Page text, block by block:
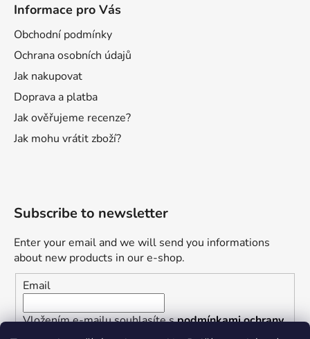
Informace pro Vás
Obchodní podmínky
Ochrana osobních údajů
Jak nakupovat
Doprava a platba
Jak ověřujeme recenze?
Jak mohu vrátit zboží?
Subscribe to newsletter
Enter your email and we will send you informations
about new products in our e-shop.
Email
Vložením e-mailu souhlasíte spodmínkami ochrany
osobních údajů